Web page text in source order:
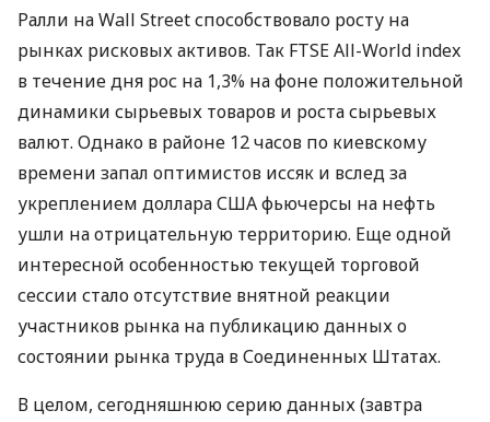
Ралли на Wall Street способствовало росту на
рынках рисковых активов. Так FTSE All-World index
в течение дня рос на 1,3% на фоне положительной
динамики сырьевых товаров и роста сырьевых
валют. Однако в районе 12 часов по киевскому
времени запал оптимистов иссяк и вслед за
укреплением доллара США фьючерсы на нефть
ушли на отрицательную территорию. Еще одной
интересной особенностью текущей торговой
сессии стало отсутствие внятной реакции
участников рынка на публикацию данных о
состоянии рынка труда в Соединенных Штатах.
В целом, сегодняшнюю серию данных (завтра